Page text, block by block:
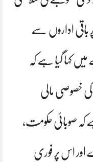
اداروں سے
کہا گیا ہے کہ
خصوصی مالی
کہ صوبائی حکومت،
اور اس پر فوری